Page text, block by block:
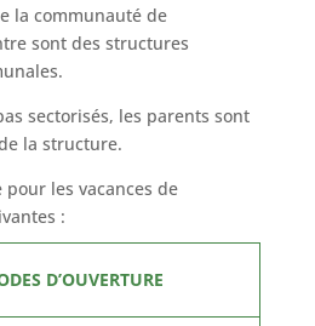
la communauté de
sont des structures
sectorisés, les parents sont
la structure.
pour les vacances de
:
D’OUVERTURE